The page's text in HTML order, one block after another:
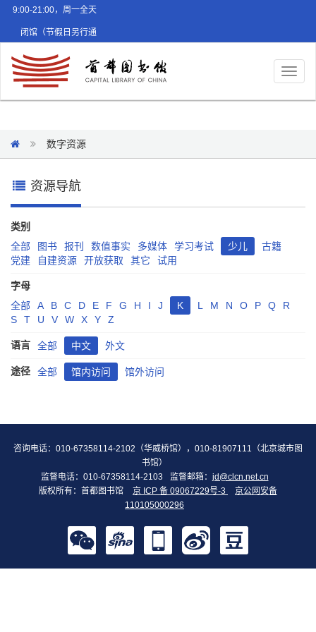
9:00-21:00，周一全天
闭馆（节假日另行通
数字资源
资源导航
类别
全部
图书 报刊 数值事实 多媒体 学习考试 少儿
古籍
党建
自建资源 开放获取 其它 试用
字母
全部
A B C D E F G H I J K L M N O P Q
R
S
T U V W X Y Z
语言 全部 中文 外文
途径 全部 馆内访问 馆外访问
咨询电话：010-67358114-2102（华威桥馆），010-81907111（北京城市图
书馆）
监督电话：010-67358114-2103
监督邮箱： jd@clcn.net.cn
版权所有：首都图书馆
京 ICP 备 09067229号-3
京公网安备
110105000296